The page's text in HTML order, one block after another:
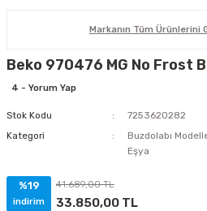
Markanın Tüm Ürünlerini
Beko 970476 MG No Frost
4 - Yorum Yap
Stok Kodu
7253620282
Kategori
Buzdolabı
Eşya
%19
indirim
41.689,00 TL
33.850,00 TL